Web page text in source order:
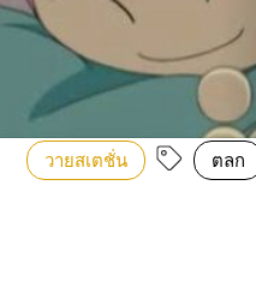
วายสเตชั่น ตลก